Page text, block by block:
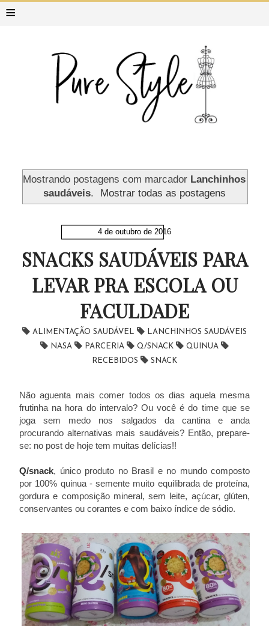
≡
Mostrando postagens com marcador Lanchinhos
saudáveis. Mostrar todas as postagens
4 de outubro de 2016
SNACKS SAUDÁVEIS PARA
LEVAR PRA ESCOLA OU
FACULDADE
ALIMENTAÇÃO SAUDÁVEL
LANCHINHOS SAUDÁVEIS
NASA
PARCERIA Q/SNACK
QUINUA
RECEBIDOS
SNACK
Não aguenta mais comer todos os dias aquela mesma
frutinha na hora do intervalo? Ou você é do time que se
joga sem medo nos salgados da cantina e anda
procurando alternativas mais saudáveis? Então, prepare-
se: no post de hoje tem muitas delícias!!
Q/snack, único produto no Brasil e no mundo composto
por 100% quinua - semente muito equilibrada de proteína,
gordura e composição mineral, sem leite, açúcar, glúten,
conservantes ou corantes e com baixo índice de sódio.